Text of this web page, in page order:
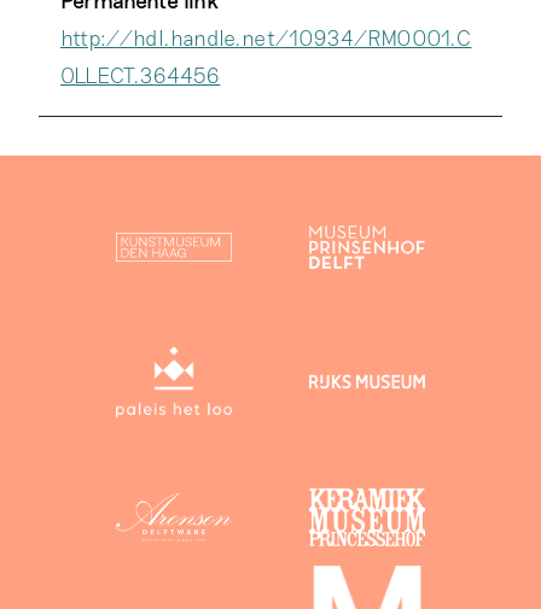
http://hdl.handle.net/10934/RM0001.C
OLLECT.364456